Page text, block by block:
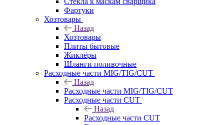
Фартуки
Хозтовары
Назад
Хозтовары
Плиты бытовые
Жиклёры
Шланги поливочные
Расходные части MIG/TIG/CUT
Назад
Расходные части MIG/TIG/CUT
Расходные части CUT
Назад
Расходные части CUT